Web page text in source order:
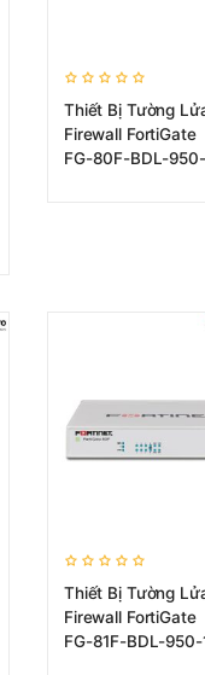
Thiết Bị Tường
Firewall FortiGate
FG-80F-BDL-
Thiết Bị Tường
Firewall FortiGate
FG-81F-BDL-950-